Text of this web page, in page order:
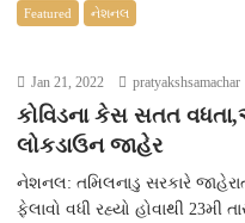
Featured નેશનલ
Jan 21, 2022 pratyakshsamachar
કોવિડના કેસ સતત
લોકડાઉન જાહેર
નેશનલ: તમિલનાડુ સરકારે જાહેરાત
ફેલાવો વધી રહ્યો હોવાથી 23મી